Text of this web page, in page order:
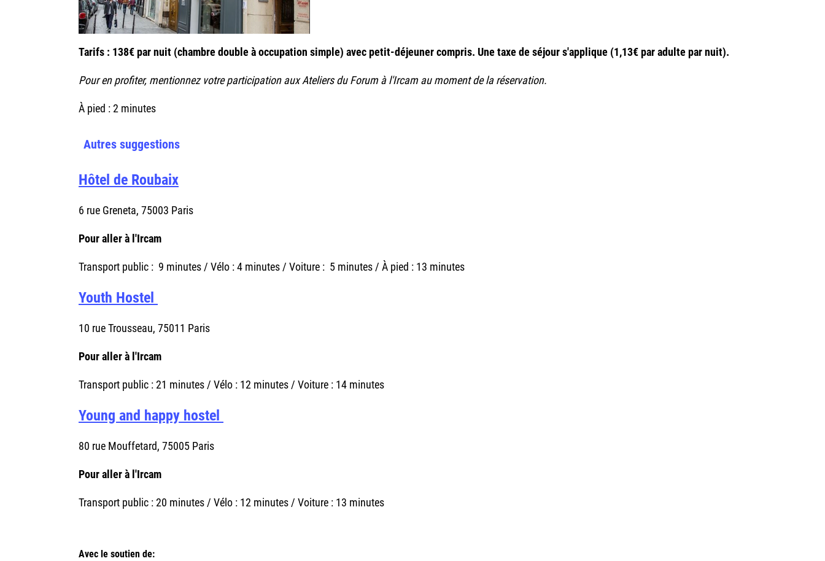
Tarifs : 138€ par nuit (chambre double à occupation simple) avec petit-déjeuner compris. Une taxe de séjour s'applique (1,13€ par adulte par nuit).
Pour en profiter, mentionnez votre participation aux Ateliers du Forum à l'Ircam au moment de la réservation.
À pied : 2 minutes
Autres suggestions
Hôtel de Roubaix
6 rue Greneta, 75003 Paris
Pour aller à l'Ircam
Transport public : 9 minutes / Vélo : 4 minutes / Voiture : 5 minutes / À pied : 13 minutes
Youth Hostel
10 rue Trousseau, 75011 Paris
Pour aller à l'Ircam
Transport public : 21 minutes / Vélo : 12 minutes / Voiture : 14 minutes
Young and happy hostel
80 rue Mouffetard, 75005 Paris
Pour aller à l'Ircam
Transport public : 20 minutes / Vélo : 12 minutes / Voiture : 13 minutes
Avec le soutien de: